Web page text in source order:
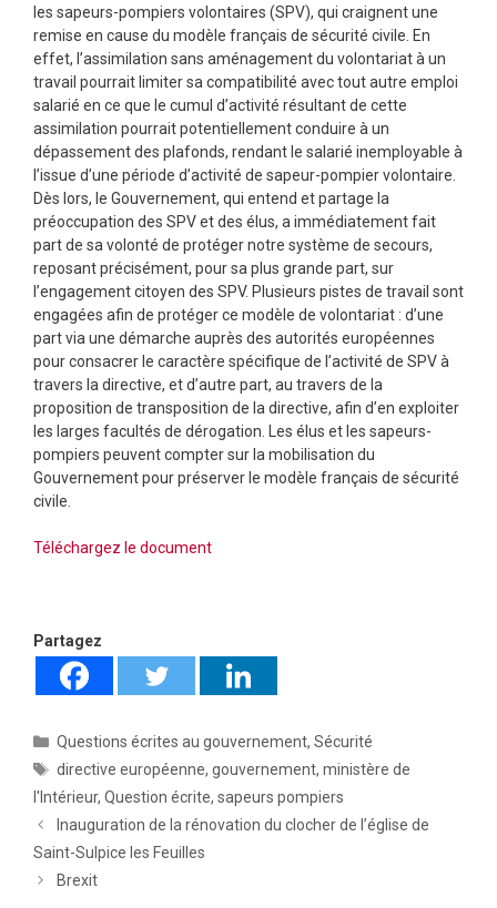
les sapeurs-pompiers volontaires (SPV), qui craignent une
remise en cause du modèle français de sécurité civile. En
effet, l’assimilation sans aménagement du volontariat à un
travail pourrait limiter sa compatibilité avec tout autre emploi
salarié en ce que le cumul d’activité résultant de cette
assimilation pourrait potentiellement conduire à un
dépassement des plafonds, rendant le salarié inemployable à
l’issue d’une période d’activité de sapeur-pompier volontaire.
Dès lors, le Gouvernement, qui entend et partage la
préoccupation des SPV et des élus, a immédiatement fait
part de sa volonté de protéger notre système de secours,
reposant précisément, pour sa plus grande part, sur
l’engagement citoyen des SPV. Plusieurs pistes de travail sont
engagées afin de protéger ce modèle de volontariat : d’une
part via une démarche auprès des autorités européennes
pour consacrer le caractère spécifique de l’activité de SPV à
travers la directive, et d’autre part, au travers de la
proposition de transposition de la directive, afin d’en exploiter
les larges facultés de dérogation. Les élus et les sapeurs-
pompiers peuvent compter sur la mobilisation du
Gouvernement pour préserver le modèle français de sécurité
civile.
Téléchargez le document
Partagez
Catégories
Questions écrites au gouvernement,Sécurité
Étiquettes
directive européenne,gouvernement,ministère de
l'Intérieur, Question écrite, sapeurs pompiers
Inauguration de la rénovation du clocher de l’église de
Saint-Sulpice les Feuilles
Brexit